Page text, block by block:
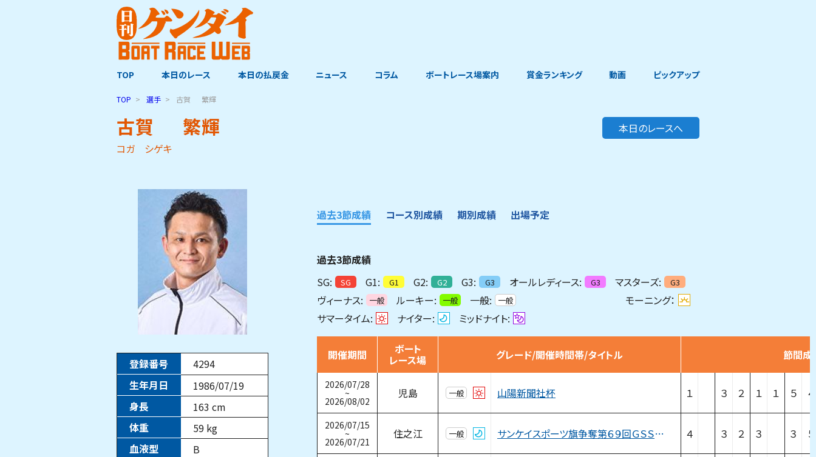
TOP 本日のレース 本日の払戻金 ニュース コラム ボートレース場案内 賞金ランキング 動画 ピックアップ
TOP 選手 古賀 繁輝
古賀 繁輝
コガ シゲキ
本日のレースへ
登録番号
4294
生年月日
1986/07/19
身長
163 cm
体重
59 kg
血液型
B
過去3節成績 コース別成績 期別成績 出場予定
過去3節成績
SG:
SG G1: G1 G2: G2 G3: G3 オールレディース: G3 マスターズ: G3
ヴィーナス: 一般 ルーキー: 一般 一般: 一般
モーニング：
サマータイム:
ナイター: ミッドナイト:
開催期間 ボート
レース場 グレード/開催時間帯/タイトル 節間成
2026/07/28
~
2026/08/02
児島 一般 山陽新聞社杯 １ ３ ２ １ １ ５ ４
2026/07/15
~
2026/07/21
住之江 一般 サンケイスポーツ旗争奪第６９回ＧＳＳ競走 ４ ３ ２ ３ ３ ５